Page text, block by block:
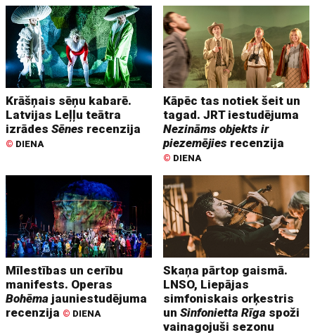
Krāšņais sēņu kabarē.
Latvijas Leļļu teātra
izrādesSēnes recenzija
© DIENA
Kāpēc tas notiek šeit un
tagad. JRT iestudējuma
Nezināms objekts ir
piezemējies recenzija
© DIENA
Mīlestības un cerību
manifests. Operas
Bohēma jauniestudējuma
recenzija © DIENA
Skaņa pārtop gaismā.
LNSO, Liepājas
simfoniskais orķestris
unSinfonietta Rīga spoži
vainagojuši sezonu